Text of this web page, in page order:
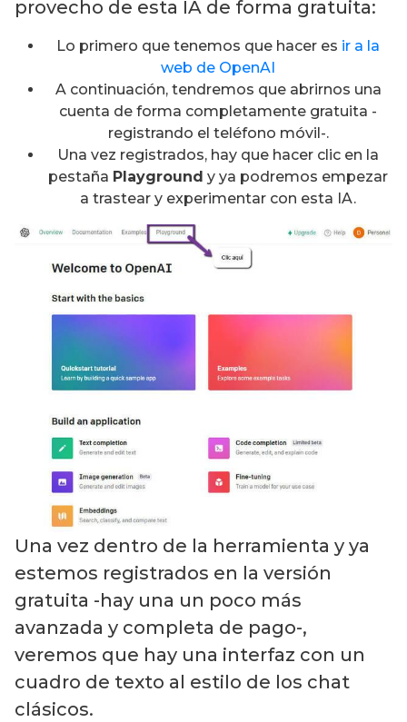
provecho de esta IA de forma gratuita:
Lo primero que tenemos que hacer es ir a la
web de OpenAI
A continuación, tendremos que abrirnos una
cuenta de forma completamente gratuita -
registrando el teléfono móvil-.
Una vez registrados, hay que hacer clic en la
pestaña Playground y ya podremos empezar
a trastear y experimentar con esta IA.
Una vez dentro de la herramienta y ya
estemos registrados en la versión
gratuita -hay una un poco más
avanzada y completa de pago-,
veremos que hay una interfaz con un
cuadro de texto al estilo de los chat
clásicos.